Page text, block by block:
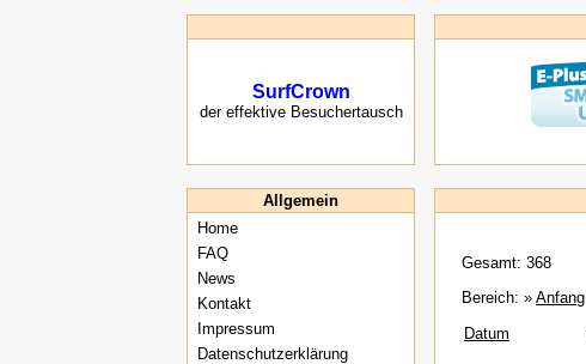
SurfCrown
der effektive Besuchertausch
Allgemein
Home
FAQ
News
Kontakt
Impressum
Datenschutzerklärung
Gesamt: 368
Bereich: » Anfang
Datum